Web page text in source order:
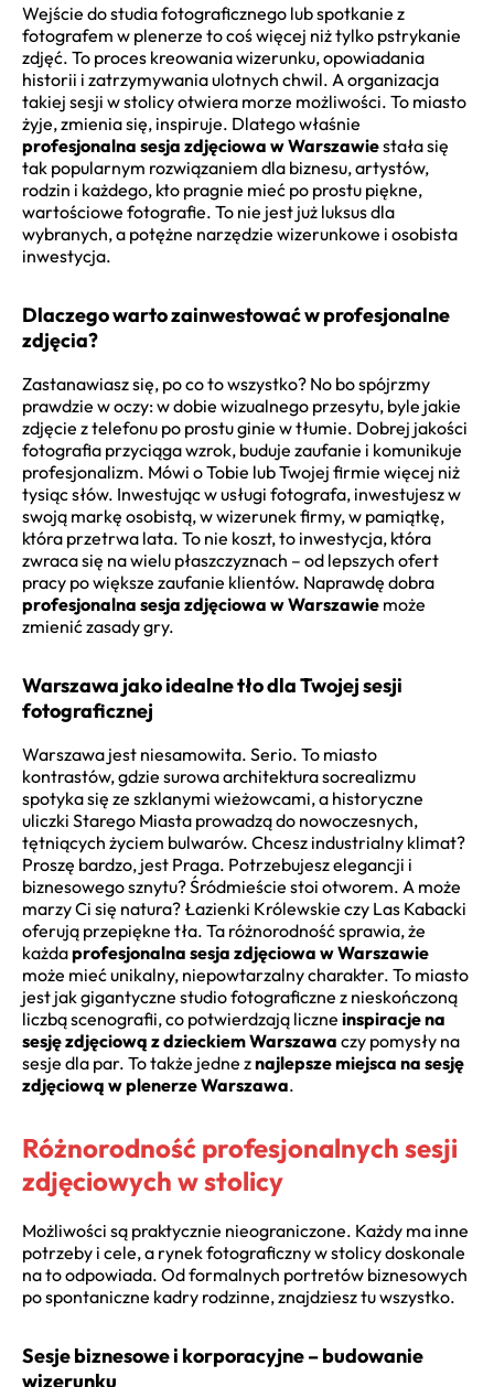
Wejście do studia fotograficznego lub spotkanie z
fotografem w plenerze to coś więcej niż tylko pstrykanie
zdjęć. To proces kreowania wizerunku, opowiadania
historii i zatrzymywania ulotnych chwil. A organizacja
takiej sesji w stolicy otwiera morze możliwości. To miasto
żyje, zmienia się, inspiruje. Dlatego właśnie
profesjonalna sesja zdjęciowa w Warszawiestała się
tak popularnym rozwiązaniem dla biznesu, artystów,
rodzin i każdego, kto pragnie mieć po prostu piękne,
wartościowe fotografie. To nie jest już luksus dla
wybranych, a potężne narzędzie wizerunkowe i osobista
inwestycja.
Dlaczego warto zainwestować w profesjonalne
zdjęcia?
Zastanawiasz się, po co to wszystko? No bo spójrzmy
prawdzie w oczy: w dobie wizualnego przesytu, byle jakie
zdjęcie z telefonu po prostu ginie w tłumie. Dobrej jakości
fotografia przyciąga wzrok, buduje zaufanie i komunikuje
profesjonalizm. Mówi o Tobie lub Twojej firmie więcej niż
tysiąc słów. Inwestując w usługi fotografa, inwestujesz w
swoją markę osobistą, w wizerunek firmy, w pamiątkę,
która przetrwa lata. To nie koszt, to inwestycja, która
zwraca się na wielu płaszczyznach – od lepszych ofert
pracy po większe zaufanie klientów. Naprawdę dobra
profesjonalna sesja zdjęciowa w Warszawie może
zmienić zasady gry.
Warszawa jako idealne tło dla Twojej sesji
fotograficznej
Warszawa jest niesamowita. Serio. To miasto
kontrastów, gdzie surowa architektura socrealizmu
spotyka się ze szklanymi wieżowcami, a historyczne
uliczki Starego Miasta prowadzą do nowoczesnych,
tętniących życiem bulwarów. Chcesz industrialny klimat?
Proszę bardzo, jest Praga. Potrzebujesz elegancji i
biznesowego sznytu? Śródmieście stoi otworem. A może
marzy Ci się natura? Łazienki Królewskie czy Las Kabacki
oferują przepiękne tła. Ta różnorodność sprawia, że
każdaprofesjonalna sesja zdjęciowa w Warszawie
może mieć unikalny, niepowtarzalny charakter. To miasto
jest jak gigantyczne studio fotograficzne z nieskończoną
liczbą scenografii, co potwierdzają liczne inspiracje na
sesję zdjęciową z dzieckiem Warszawa czy pomysły na
sesje dla par. To także jedne znajlepsze miejsca na sesję
zdjęciową w plenerze Warszawa.
Różnorodność profesjonalnych sesji
zdjęciowych w stolicy
Możliwości są praktycznie nieograniczone. Każdy ma inne
potrzeby i cele, a rynek fotograficzny w stolicy doskonale
na to odpowiada. Od formalnych portretów biznesowych
po spontaniczne kadry rodzinne, znajdziesz tu wszystko.
Sesje biznesowe i korporacyjne – budowanie
wizerunku